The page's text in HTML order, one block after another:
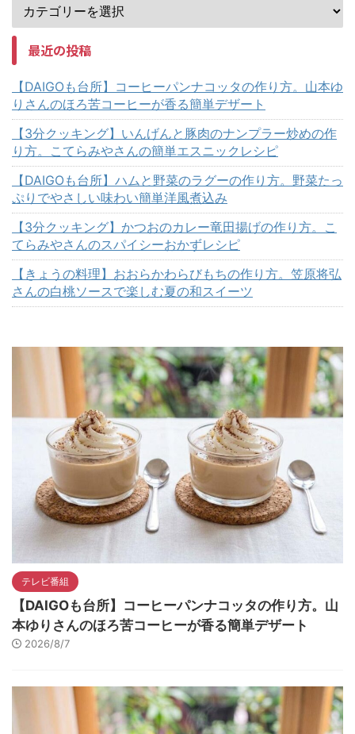
最近の投稿
【DAIGOも台所】コーヒーパンナコッタの作り方。山本ゆ
りさんのほろ苦コーヒーが香る簡単デザート
【3分クッキング】いんげんと豚肉のナンプラー炒めの作
り方。こてらみやさんの簡単エスニックレシピ
【DAIGOも台所】ハムと野菜のラグーの作り方。野菜たっ
ぷりでやさしい味わい簡単洋風煮込み
【3分クッキング】かつおのカレー竜田揚げの作り方。こ
てらみやさんのスパイシーおかずレシピ
【きょうの料理】おおらかわらびもちの作り方。笠原将弘
さんの白桃ソースで楽しむ夏の和スイーツ
テレビ番組
【DAIGOも台所】コーヒーパンナコッタの作り方。山
本ゆりさんのほろ苦コーヒーが香る簡単デザート
2026/8/7